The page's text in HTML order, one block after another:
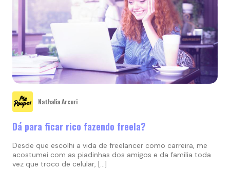
Nathalia Arcuri
Dá para ficar rico fazendo freela?
Desde que escolhi a vida de freelancer como carreira, me
acostumei com as piadinhas dos amigos e da família toda
vez que troco de celular, […]